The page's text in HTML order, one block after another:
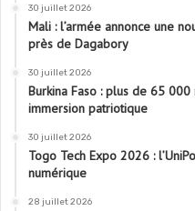
30 juillet 2026
Mali : l’armée annonce une
près de Dagabory
30 juillet 2026
Burkina Faso : plus de 65
immersion patriotique
30 juillet 2026
Togo Tech Expo 2026 :
numérique
28 juillet 2026